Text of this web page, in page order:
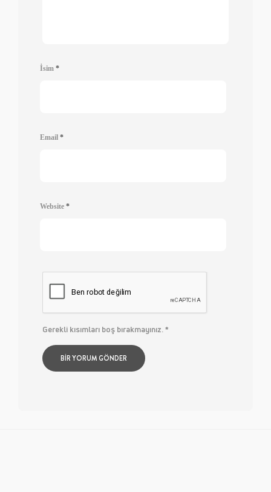
İsim *
Email *
Website *
Gerekli kısımları boş bırakmayınız.*